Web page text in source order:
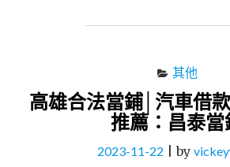
其他
高雄合法當鋪│汽車借
推薦：昌泰當
2023-11-22|by